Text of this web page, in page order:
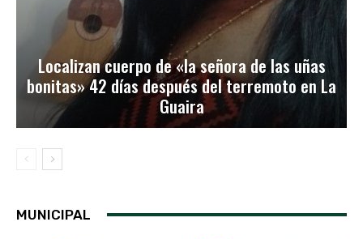
Localizan cuerpo de «la señora de las uñas
bonitas» 42 días después del terremoto en La
Guaira
MUNICIPAL